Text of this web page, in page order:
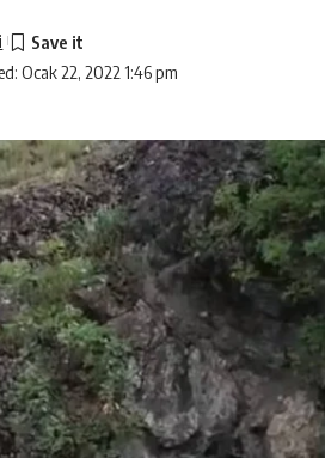
Ocak 22, 2022 1:46 pm